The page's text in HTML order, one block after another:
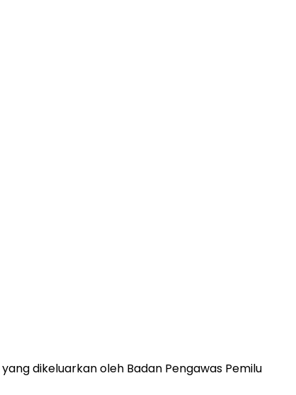
yang dikeluarkan oleh Badan Pengawas Pemilu